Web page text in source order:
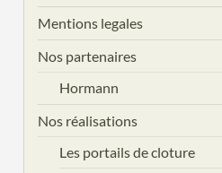
Mentions legales
Nos partenaires
Hormann
Nos réalisations
Les portails de cloture